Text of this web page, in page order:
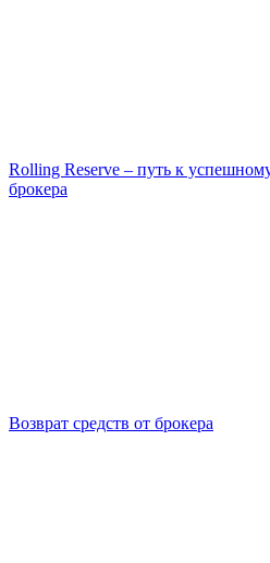
Rolling Reserve – путь к
брокера
Возврат средств от брокера